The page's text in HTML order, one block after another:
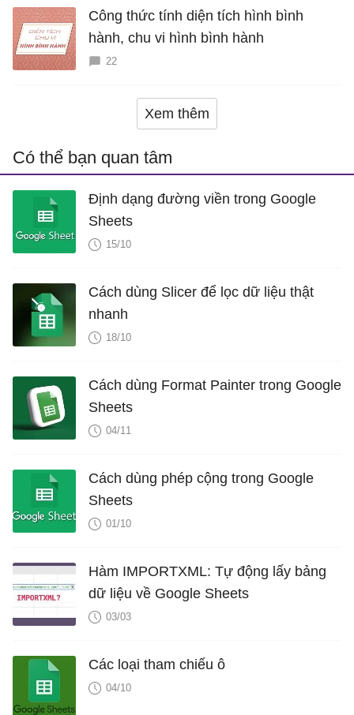
Công thức tính diện tích hình bình
hành, chu vi hình bình hành
22
Xem thêm
Có thể bạn quan tâm
Định dạng đường viền trong Google
Sheets
15/10
Cách dùng Slicer để lọc dữ liệu thật
nhanh
18/10
Cách dùng Format Painter trong Google
Sheets
04/11
Cách dùng phép cộng trong Google
Sheets
01/10
Hàm IMPORTXML: Tự động lấy bảng
dữ liệu về Google Sheets
03/03
Các loại tham chiếu ô
04/10